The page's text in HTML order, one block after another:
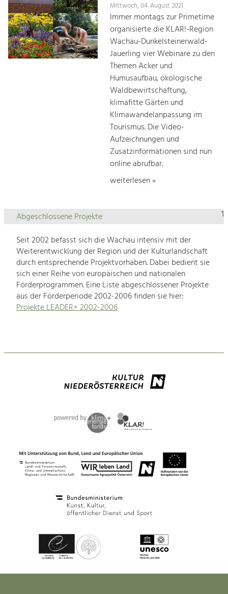
Mittwoch, 04. August 2021
Immer montags zur Primetime
organisierte die KLAR!-Region
Wachau-Dunkelsteinerwald-
Jauerling vier Webinare zu den
Themen Acker und
Humusaufbau, ökologische
Waldbewirtschaftung,
klimafitte Gärten und
Klimawandelanpassung im
Tourismus. Die Video-
Aufzeichnungen und
Zusatzinformationen sind nun
online abrufbar.
weiterlesen »
1
Abgeschlossene Projekte
Seit 2002 befasst sich die Wachau intensiv mit der
Weiterentwicklung der Region und der Kulturlandschaft
durch entsprechende Projektvorhaben. Dabei bedient sie
sich einer Reihe von europäischen und nationalen
Förderprogrammen. Eine Liste abgeschlossener Projekte
aus der Förderperiode 2002-2006 finden sie hier:
Projekte LEADER+ 2002-2006